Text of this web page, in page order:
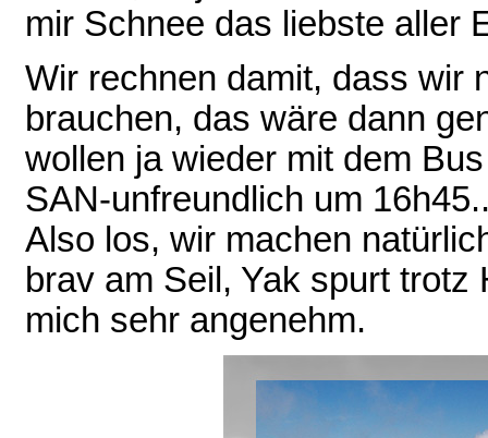
mir Schnee das liebste aller
Wir rechnen damit, dass wir
brauchen, das wäre dann
wollen ja wieder mit dem
SAN-unfreundlich um
Also los, wir machen
brav am Seil, Yak spurt
mich sehr angenehm.